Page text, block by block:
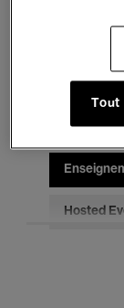
Musique
Pour tous
Hosted
Tout